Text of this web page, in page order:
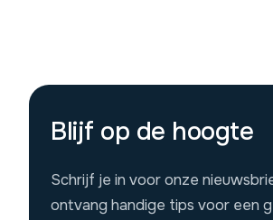
Blijf op de hoogte
Schrijf je in voor onze
ontvang handige tips voor een